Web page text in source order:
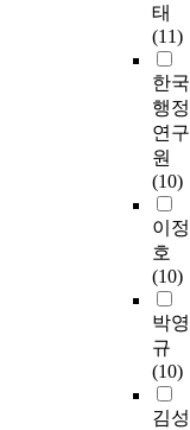
태
(11)
한국
행정
연구
원
(10)
이정
호
(10)
박영
규
(10)
김성